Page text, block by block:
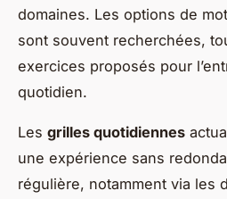
domaines. Les options de
sont souvent recherchées,
exercices proposés pour
quotidien.
Les grilles quotidiennes
une expérience sans
régulière, notamment via les